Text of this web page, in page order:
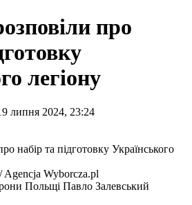
про
легіону
липня 2024, 23:24
Wyborcza.pl
Польщі Павло Залевський